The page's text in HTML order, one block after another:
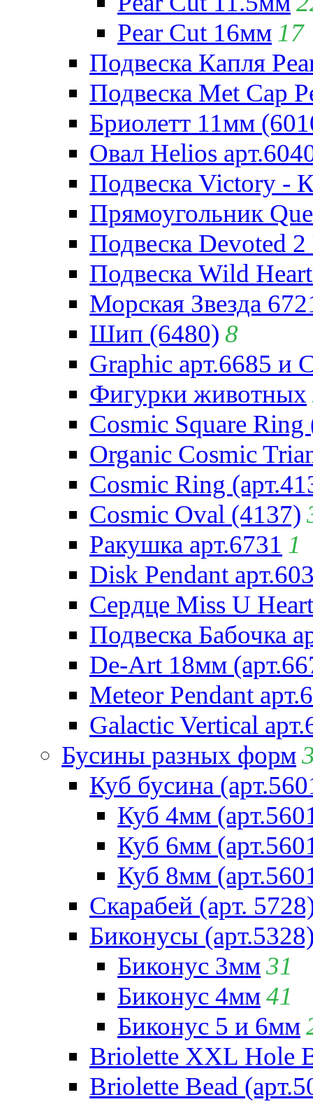
Pear Cut 16мм 17
Подвеска Капля
Подвеска Met Cap
Бриолетт 11мм
Овал Helios
Подвеска Victory -
Прямоугольник
Подвеска Devoted
Подвеска Wild
Морская Звезда
Шип (6480) 8
Graphic арт.6685 и
Фигурки животных
Cosmic Square Ring
Organic Cosmic
Cosmic Ring
Cosmic Oval (4137)
Ракушка арт.6731 1
Disk Pendant
Сердце Miss U
Подвеска Бабочка
De-Art 18мм
Meteor Pendant
Galactic Vertical
Бусины разных форм
Куб бусина
Куб 4мм
Куб 6мм
Куб 8мм
Скарабей (арт.
Биконусы
Биконус 3мм31
Биконус 4мм41
Биконус 5 и 6мм
Briolette XXL Hole
Briolette Bead